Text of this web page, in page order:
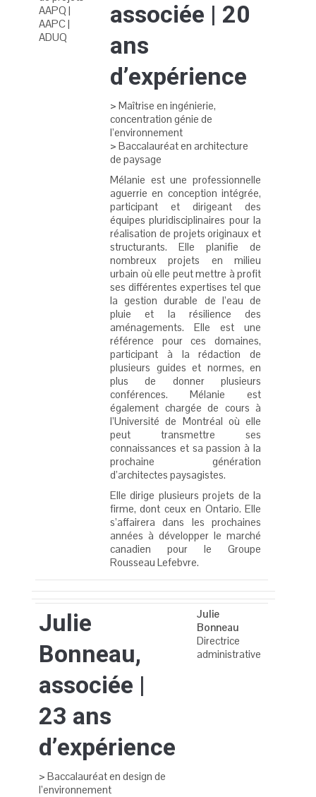
AAPQ |
AAPC |
ADUQ
associée | 20
ans
d’expérience
> Maîtrise en ingénierie,
concentration génie de
l’environnement
> Baccalauréat en architecture
de paysage
Mélanie est une professionnelle
aguerrie en conception intégrée,
participant et dirigeant des
équipes pluridisciplinaires pour la
réalisation de projets originaux et
structurants. Elle planifie de
nombreux projets en milieu
urbain où elle peut mettre à profit
ses différentes expertises tel que
la gestion durable de l’eau de
pluie et la résilience des
aménagements. Elle est une
référence pour ces domaines,
participant à la rédaction de
plusieurs guides et normes, en
plus de donner plusieurs
conférences. Mélanie est
également chargée de cours à
l’Université de Montréal où elle
peut transmettre ses
connaissances et sa passion à la
prochaine génération
d’architectes paysagistes.
Elle dirige plusieurs projets de la
firme, dont ceux en Ontario. Elle
s’affairera dans les prochaines
années à développer le marché
canadien pour le Groupe
Rousseau Lefebvre.
Julie
Bonneau,
associée |
23 ans
d’expérience
> Baccalauréat en design de
l’environnement
Julie
Bonneau
Directrice
administrative